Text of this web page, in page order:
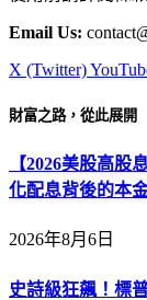
Email Us:
X (Twitter)
財富之路，從此展開
【2026美股高
化配息背後的本
2026年8月6日
史詩級狂飆！標